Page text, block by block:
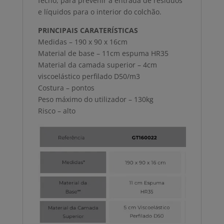
e líquidos para o interior do colchão.
PRINCIPAIS CARATERÍSTICAS
Medidas – 190 x 90 x 16cm
Material de base – 11cm espuma HR35
Material da camada superior – 4cm
viscoelástico perfilado D50/m3
Costura – pontos
Peso máximo do utilizador – 130kg
Risco – alto